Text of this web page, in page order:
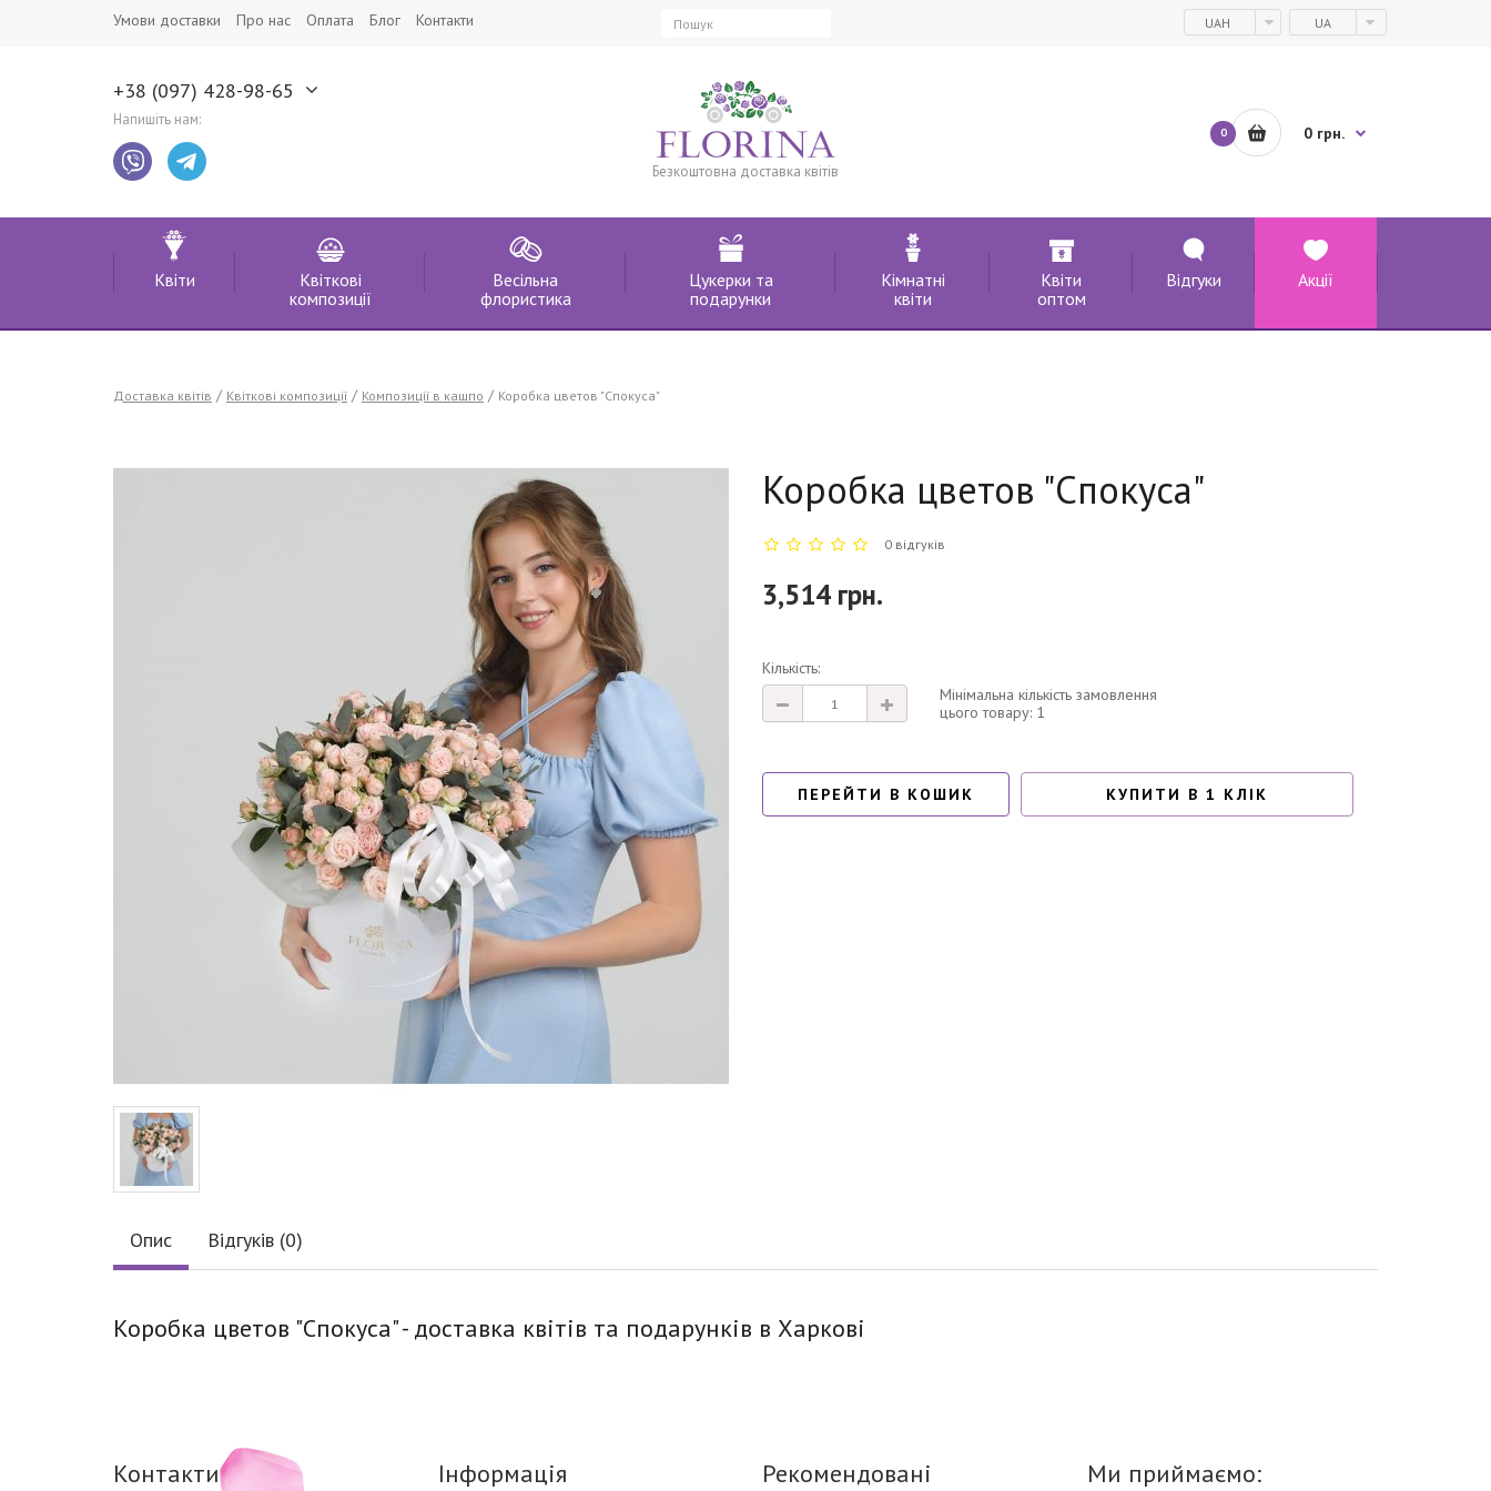
Умови доставки Про нас Оплата Блог Контакти UAH UA
+38 (097) 428-98-65
Напишіть нам:
Безкоштовна доставка квітів
0 0 грн.
Квіти
Квіткові
композиції
Весільна
флористика
Цукерки та
подарунки
Кімнатні
квіти
Квіти
оптом
Відгуки Акції
Доставка квітів Квіткові композиції Композиції в кашпо Коробка цветов "Спокуса"
Коробка цветов "Спокуса"
0 відгуків
3,514 грн.
Кількість:
Мінімальна кількість замовлення
цього товару: 1
ПЕРЕЙТИ В КОШИК КУПИТИ В 1 КЛІК
Опис Відгуків (0)
Коробка цветов "Спокуса" - доставка квітів та подарунків в Харкові
Контакти Інформація Рекомендовані Ми приймаємо: